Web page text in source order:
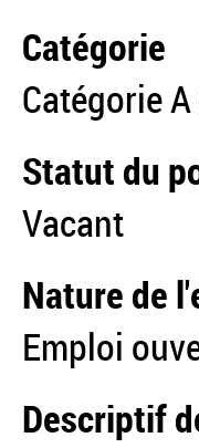
Catégorie
Catégorie
Statut du
Vacant
Nature de
Emploi
Descriptif